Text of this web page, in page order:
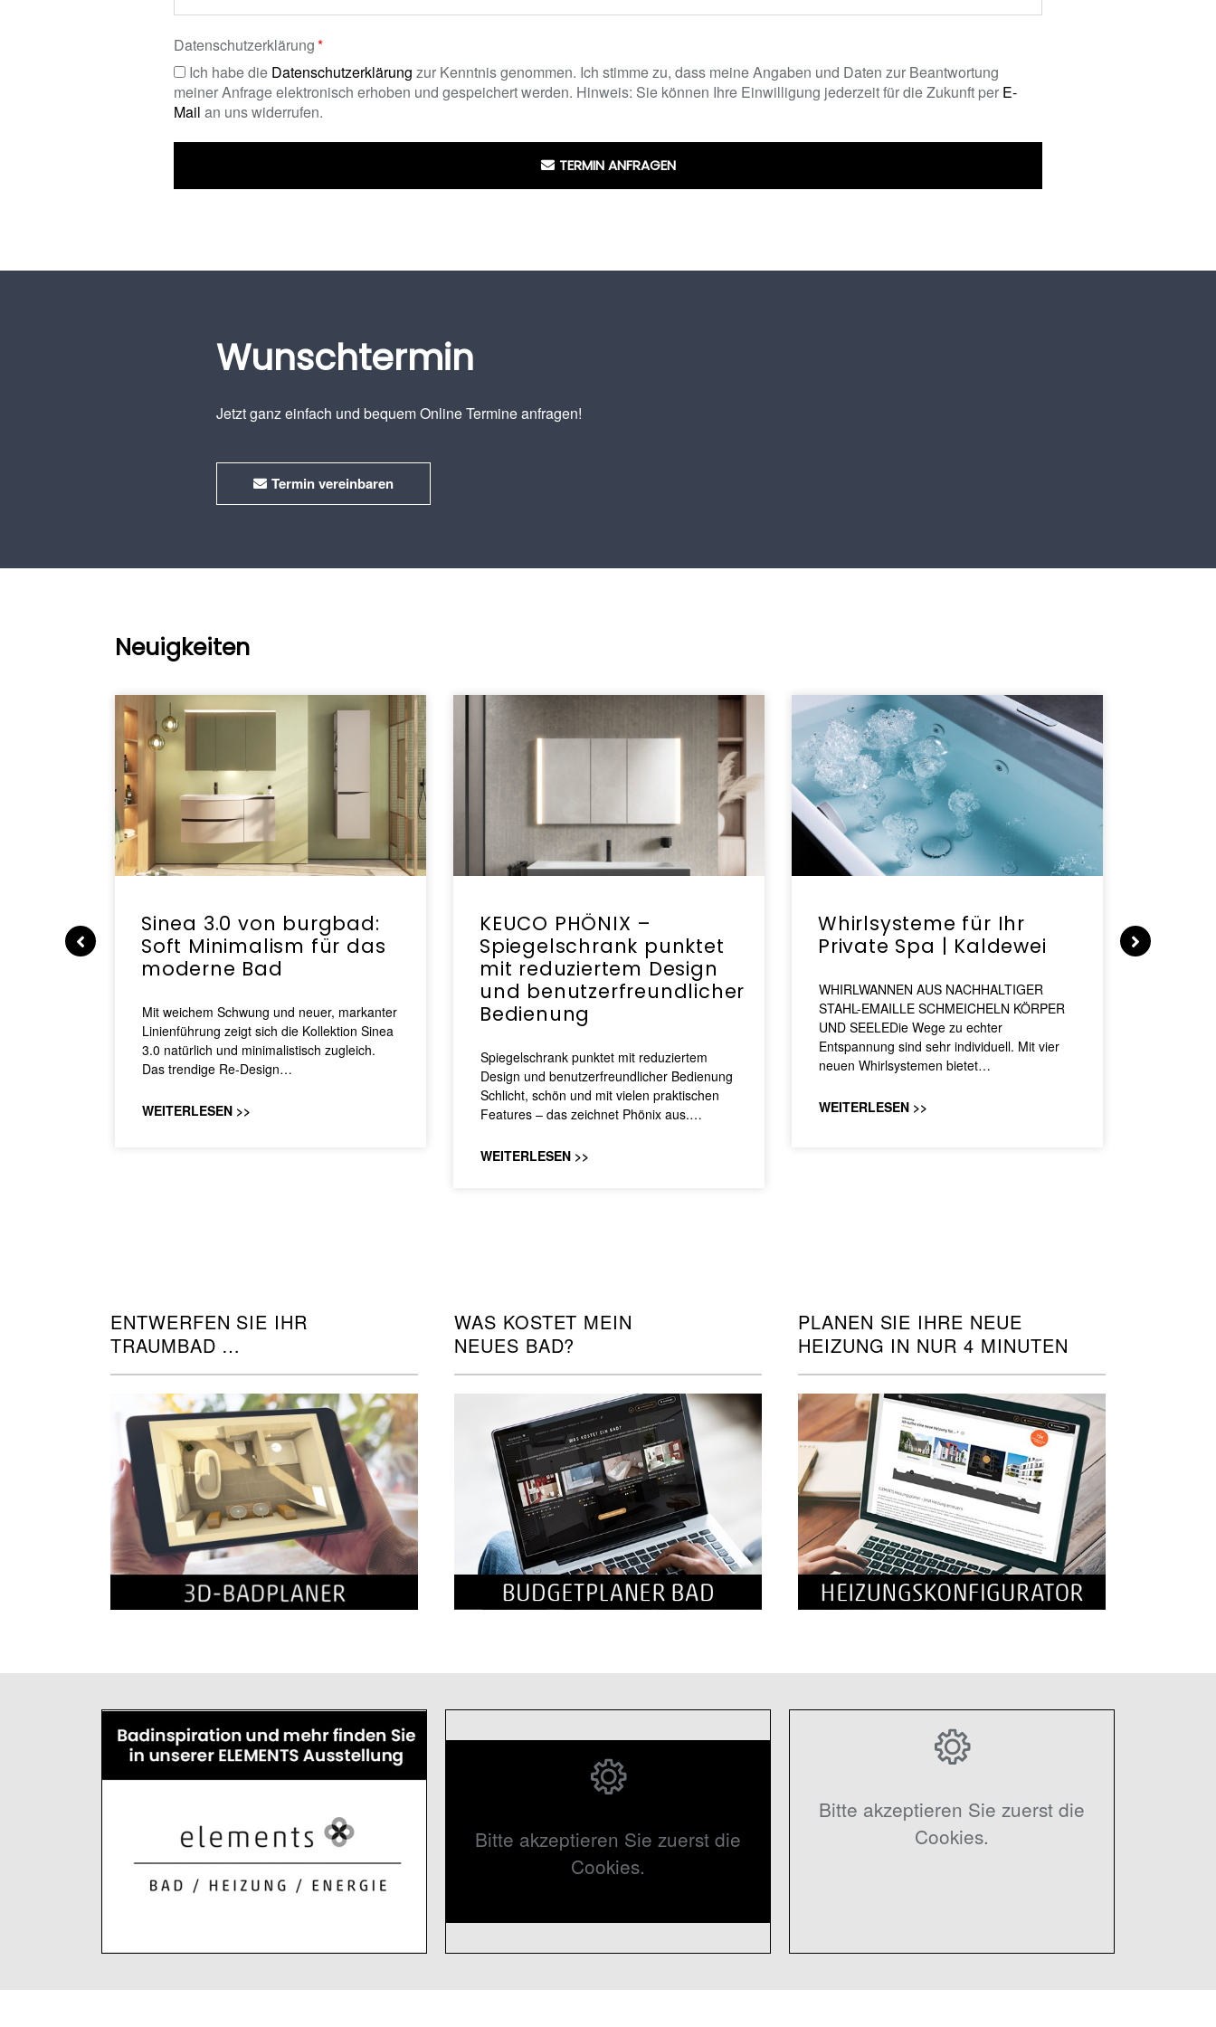
Datenschutzerklärung
Ich habe die Datenschutzerklärung zur Kenntnis genommen. Ich stimme zu, dass meine Angaben und Daten zur Beantwortung
meiner Anfrage elektronisch erhoben und gespeichert werden. Hinweis: Sie können Ihre Einwilligung jederzeit für die Zukunft per E-
Mail an uns widerrufen.
TERMIN ANFRAGEN
Wunschtermin
Jetzt ganz einfach und bequem Online Termine anfragen!
Termin vereinbaren
Neuigkeiten
Sinea 3.0 von burgbad:
Soft Minimalism für das
moderne Bad
Mit weichem Schwung und neuer, markanter
Linienführung zeigt sich die Kollektion Sinea
3.0 natürlich und minimalistisch zugleich.
Das trendige Re-Design…
WEITERLESEN >>
KEUCO PHÖNIX –
Spiegelschrank punktet
mit reduziertem Design
und benutzerfreundlicher
Bedienung
Spiegelschrank punktet mit reduziertem
Design und benutzerfreundlicher Bedienung
Schlicht, schön und mit vielen praktischen
Features – das zeichnet Phönix aus.…
WEITERLESEN >>
Whirlsysteme für Ihr
Private Spa | Kaldewei
WHIRLWANNEN AUS NACHHALTIGER
STAHL-EMAILLE SCHMEICHELN KÖRPER
UND SEELEDie Wege zu echter
Entspannung sind sehr individuell. Mit vier
neuen Whirlsystemen bietet…
WEITERLESEN >>
ENTWERFEN SIE IHR
TRAUMBAD
IN 3D
WAS KOSTET MEIN
NEUES BAD?
PLANEN SIE IHRE NEUE
HEIZUNG IN NUR 4 MINUTEN
Bitte akzeptieren Sie zuerst die
Cookies.
Bitte akzeptieren Sie zuerst die
Cookies.